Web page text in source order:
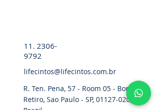
11. 2306-
9792
lifecintos@lifecintos.com.br
R. Ten. Pena, 57 - Room 05 - Bom
Retiro, Sao Paulo - SP, 01127-020